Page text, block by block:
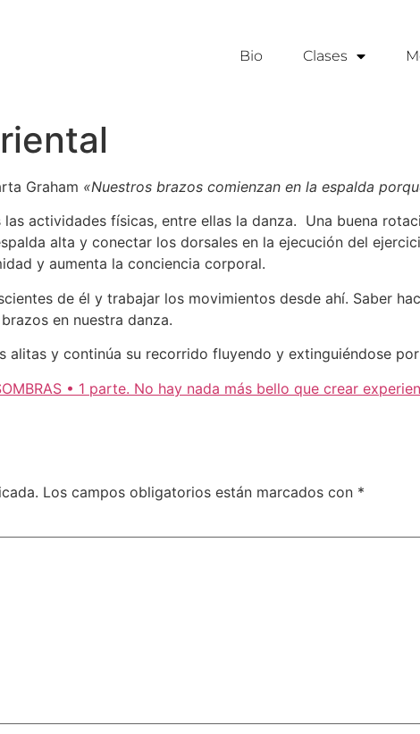
Bio Clases
Graham «Nuestros brazos comienzan en la espalda
actividades físicas, entre ellas la danza. Una buena
alta y conectar los dorsales en la ejecución del
y aumenta la conciencia corporal.
de él y trabajar los movimientos desde ahí. Saber
en nuestra danza.
alitas y continúa su recorrido fluyendo y extinguiéndose
• 1 parte. No hay nada más bello que crear
Los campos obligatorios están marcados con *